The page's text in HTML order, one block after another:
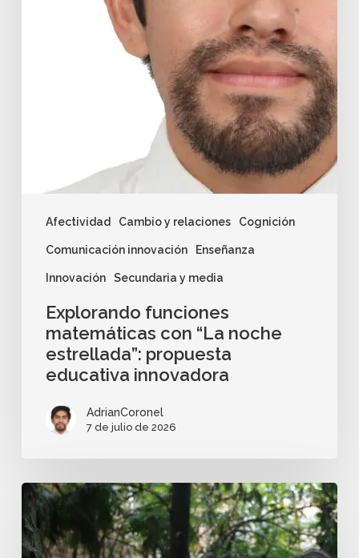
Afectividad Cambio y relaciones Cognición
Comunicación innovación Enseñanza
Innovación Secundaria y media
Explorando funciones
matemáticas con “La noche
estrellada”: propuesta
educativa innovadora
AdrianCoronel
7 de julio de 2026